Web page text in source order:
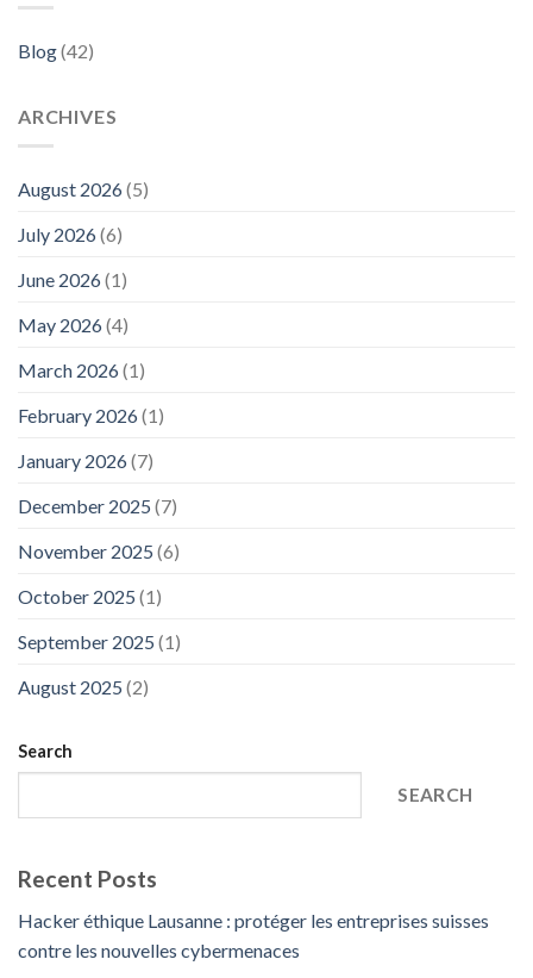
Blog(42)
ARCHIVES
August 2026(5)
July 2026(6)
June 2026(1)
May 2026(4)
March 2026(1)
February 2026(1)
January 2026(7)
December 2025 (7)
November 2025 (6)
October 2025 (1)
September 2025 (1)
August 2025 (2)
Search
SEARCH
Recent Posts
Hacker éthique Lausanne : protéger les entreprises suisses
contre les nouvelles cybermenaces